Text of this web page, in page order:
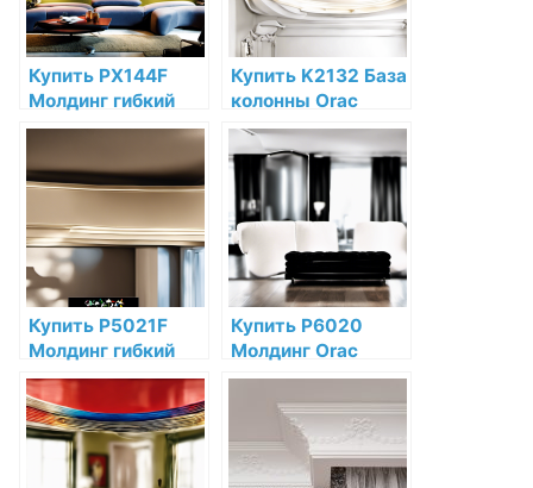
Купить PX144F
Молдинг гибкий
Orac Decor
низкой цене в
интернет-
магазине
Купить K2132 База
колонны Orac
Decor Полиуретан
по низкой цене в
интернет-
магазине
Купить P5021F
Молдинг гибкий
Orac Decor
Полиуретан Orac
Decor по низкой
цене в интернет-
магазине
Купить P6020
Молдинг Orac
Decor Полиуретан
по низкой цене в
интернет-
магазине